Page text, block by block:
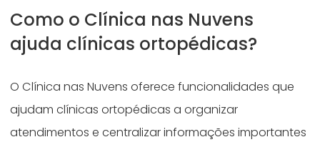
Como o Clínica nas Nuvens
ajuda clínicas ortopédicas?
O Clínica nas Nuvens oferece funcionalidades que
ajudam clínicas ortopédicas a organizar
atendimentos e centralizar informações importantes